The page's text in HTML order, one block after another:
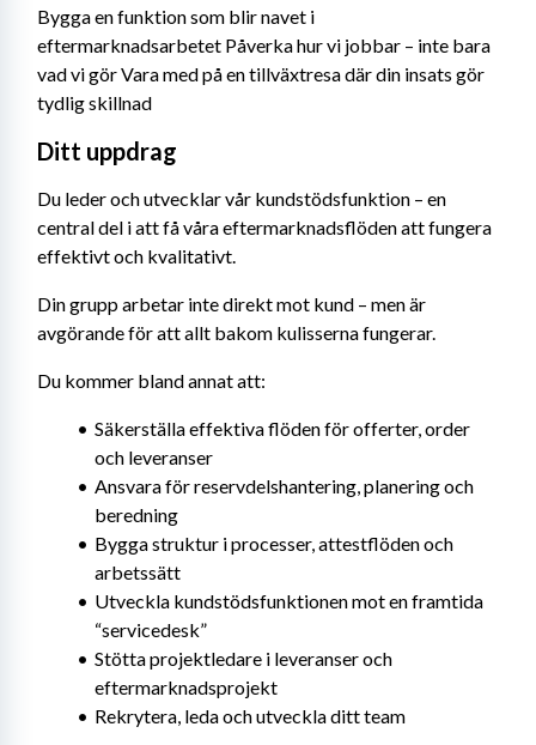
Bygga en funktion som blir navet i
eftermarknadsarbetet Påverka hur vi jobbar – inte bara
vad vi gör Vara med på en tillväxtresa där din insats gör
tydlig skillnad
Ditt uppdrag
Du leder och utvecklar vår kundstödsfunktion – en
central del i att få våra eftermarknadsflöden att fungera
effektivt och kvalitativt.
Din grupp arbetar inte direkt mot kund – men är
avgörande för att allt bakom kulisserna fungerar.
Du kommer bland annat att:
Säkerställa effektiva flöden för offerter, order
och leveranser
Ansvara för reservdelshantering, planering och
beredning
Bygga struktur i processer, attestflöden och
arbetssätt
Utveckla kundstödsfunktionen mot en framtida
“servicedesk”
Stötta projektledare i leveranser och
eftermarknadsprojekt
Rekrytera, leda och utveckla ditt team